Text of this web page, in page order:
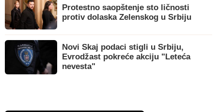
Protestno saopštenje sto ličnosti
protiv dolaska Zelenskog u Srbiju
Novi Skaj podaci stigli u Srbiju,
Evrodžast pokreće akciju "Leteća
nevesta"